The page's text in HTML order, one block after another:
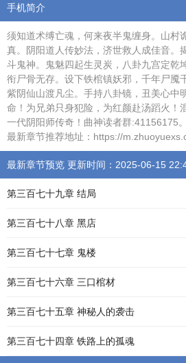
手机简介
须知道术缚亡魂，何来夜半鬼缠身。山村
真。阴阳道人传妙法，济世救人成佳音。
斗鬼神。鬼魅四起生灵炭，八卦九宫定乾
衔尸骨无存。设下铁棺镇妖邪，千年尸魇
紫阴仙山渡凡尘。手持八卦镜，丑美心中
命！为兄弟只身犯险，为红颜赴汤蹈火！
一代阴阳师传奇！曲神读者群:41156175
最新章节推荐地址：https://
最新章节预览 更新时间：2025-06-15
第三百七十九章 结局
第三百七十八章 黑店
第三百七十七章 鬼楼
第三百七十六章 三口棺材
第三百七十五章 神秘人的袭击
第三百七十四章 铁路上的孤魂